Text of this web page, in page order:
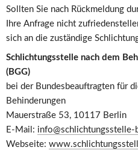
Sollten Sie nach Rückmeldung
Ihre Anfrage nicht
sich an die zuständige
Schlichtungsstelle nach dem
(BGG)
bei der Bundesbeauftragten für
Behinderungen
Mauerstraße 53, 10117 Berlin
E-Mail: info@schlichtungsstelle-
Webseite: